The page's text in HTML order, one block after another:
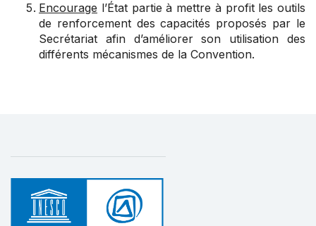
Encourage l’État partie à mettre à profit les outils
de renforcement des capacités proposés par le
Secrétariat afin d’améliorer son utilisation des
différents mécanismes de la Convention.